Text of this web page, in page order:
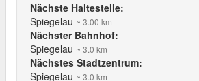
Nächste Haltestelle:
Spiegelau ~ 3.00 km
Nächster Bahnhof:
Spiegelau ~ 3.0 km
Nächstes Stadtzentrum:
Spiegelau ~ 3.0 km